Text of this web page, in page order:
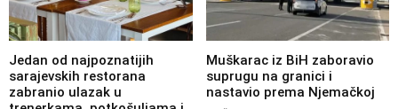
Jedan od najpoznatijih
sarajevskih restorana
zabranio ulazak u
Muškarac iz BiH zaboravio
suprugu na granici i
nastavio prema Njemačkoj